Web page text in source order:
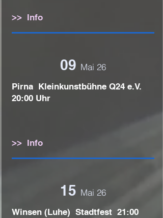
>> Info
09 Mai 26
Pirna Kleinkunstbühne Q24 e.V.
20:00 Uhr
>> Info
15 Mai 26
Winsen (Luhe) Stadtfest 21:00